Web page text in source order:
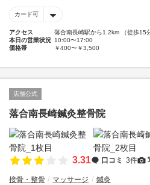
カード可
アクセス
落合南長崎駅から1.2km （徒歩15
本日の営業状況 10:00〜17:00
価格帯
￥400〜￥3,500
店舗公式
落合南長崎鍼灸整骨院
3.31 口コミ 3件
接骨・整骨 マッサージ 鍼灸